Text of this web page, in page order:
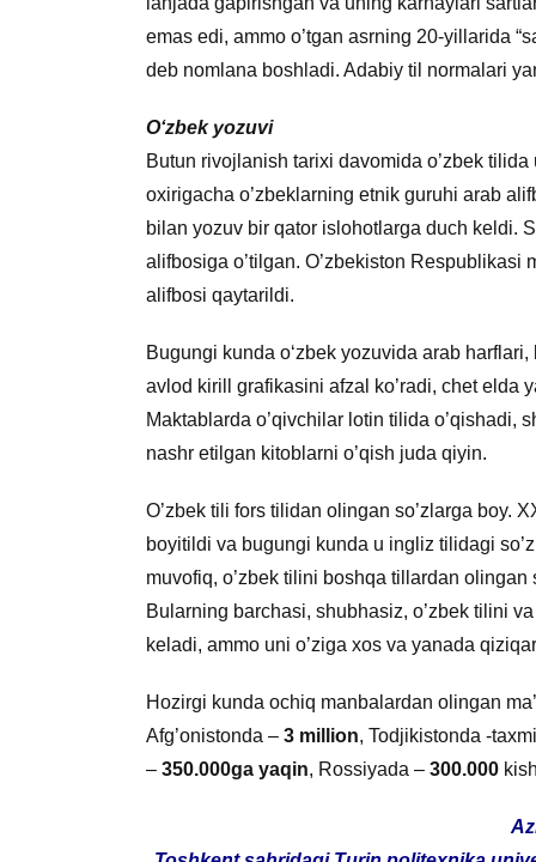
emas edi, ammo o’tgan asrning 20-yillarida
deb nomlana boshladi. Adabiy til normalari
O‘zbek yozuvi
Butun rivojlanish tarixi davomida o’zbek
oxirigacha o’zbeklarning etnik guruhi arab
bilan yozuv bir qator islohotlarga duch keldi.
alifbosiga o’tilgan. O’zbekiston
alifbosi qaytarildi.
Bugungi kunda o‘zbek yozuvida arab
avlod kirill grafikasini afzal ko’radi, chet elda
Maktablarda o’qivchilar lotin tilida o’qishadi,
nashr etilgan kitoblarni o’qish juda qiyin.
O’zbek tili fors tilidan olingan so’zlarga boy.
boyitildi va bugungi kunda u ingliz tilidagi
muvofiq, o’zbek tilini boshqa tillardan
Bularning barchasi, shubhasiz, o’zbek tilini
keladi, ammo uni o’ziga xos va yanada
Hozirgi kunda ochiq manbalardan olingan
Afg’onistonda – 3 million, Todjikistonda -
– 350.000ga yaqin, Rossiyada – 300.000